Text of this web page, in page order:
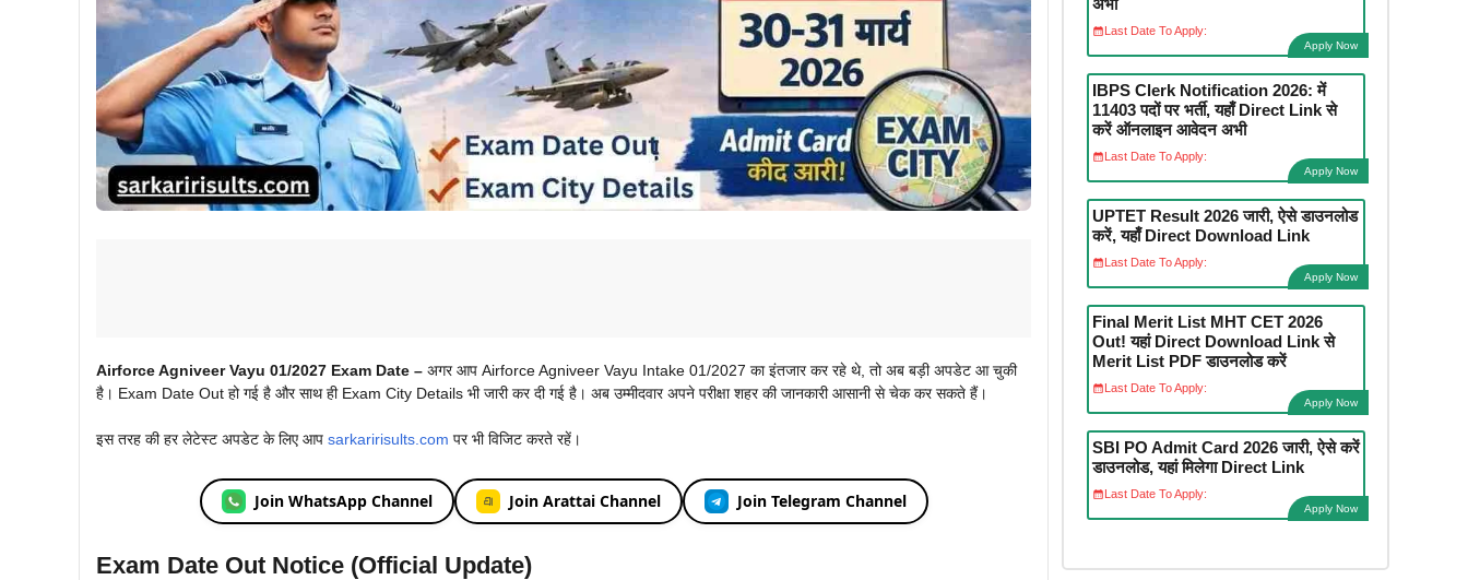
Airforce Agniveer Vayu 01/2027 Exam Date – अगर आप Airforce Agniveer Vayu Intake 01/2027 का इंतजार कर रहे थे, तो अब बड़ी अपडेट आ चुकी
है। Exam Date Out हो गई है और साथ ही Exam City Details भी जारी कर दी गई है। अब उम्मीदवार अपने परीक्षा शहर की जानकारी आसानी से चेक कर सकते हैं।
इस तरह की हर लेटेस्ट अपडेट के लिए आप sarkaririsults.com पर भी विजिट करते रहें।
Join WhatsApp Channel Join Arattai Channel Join Telegram Channel
Exam Date Out Notice (Official Update)
Last Date To Apply:
Apply Now
IBPS Clerk Notification 2026: में
11403 पदों पर भर्ती, यहाँ Direct Link से
करें ऑनलाइन आवेदन अभी
Last Date To Apply:
Apply Now
UPTET Result 2026 जारी, ऐसे डाउनलोड
करें, यहाँ Direct Download Link
Last Date To Apply:
Apply Now
Final Merit List MHT CET 2026
Out! यहां Direct Download Link से
Merit List PDF डाउनलोड करें
Last Date To Apply:
Apply Now
SBI PO Admit Card 2026 जारी, ऐसे करें
डाउनलोड, यहां मिलेगा Direct Link
Last Date To Apply:
Apply Now